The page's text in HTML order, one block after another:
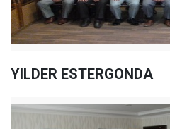
YILDER ESTERGONDA